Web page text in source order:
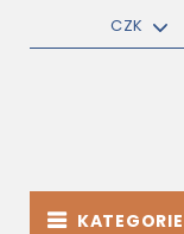
CZK
KATEGORIE